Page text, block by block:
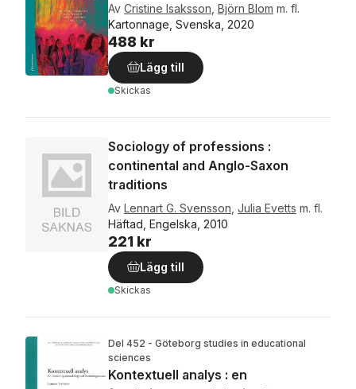
Av Cristine Isaksson Björn Blom m. fl.
Kartonnage, Svenska, 2020
488 kr
Lägg till
Skickas
Sociology of professions :
continental and Anglo-Saxon
traditions
Av Lennart G. Svensson Julia Evetts m. fl.
Häftad, Engelska, 2010
221 kr
Lägg till
Skickas
Del 452 - Göteborg studies in educational
sciences
Kontextuell analys : en